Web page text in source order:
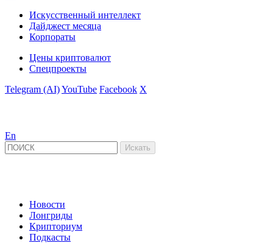
Искусственный интеллект
Дайджест месяца
Корпораты
Цены криптовалют
Спецпроекты
Telegram (AI)YouTube Facebook X
En
Новости
Лонгриды
Крипториум
Подкасты